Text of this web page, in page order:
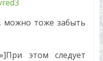
можно тоже забыть
этом следует